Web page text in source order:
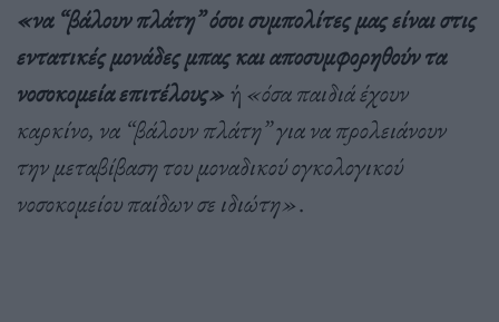
«να “βάλουν πλάτη” όσοι συμπολίτες μας είναι στις
εντατικές μονάδες μπας και αποσυμφορηθούν τα
νοσοκομεία επιτέλους» ή «όσα παιδιά έχουν
καρκίνο, να “βάλουν πλάτη” για να προλειάνουν
την μεταβίβαση του μοναδικού ογκολογικού
νοσοκομείου παίδων σε ιδιώτη».